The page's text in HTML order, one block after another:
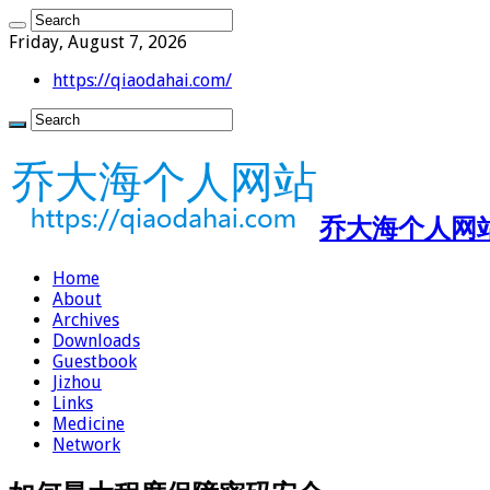
Friday, August 7, 2026
https://qiaodahai.com/
乔大海个人
Home
About
Archives
Downloads
Guestbook
Jizhou
Links
Medicine
Network